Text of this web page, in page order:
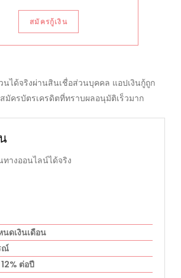
สมัครกู้เงิน
นได้จริงผ่านสินเชื่อส่วนบุคคล แอปเงินกู้ถูก
มัครบัตรเครดิตที่ทราบผลอนุมัติเร็วมาก
างออนไลน์ได้จริง
นดเงินเดือน
ณ์
ต่อปี